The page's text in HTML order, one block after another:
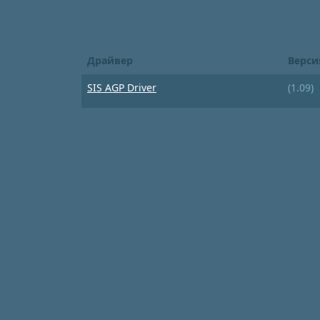
Драйвер
SIS AGP Driver
(1.09)